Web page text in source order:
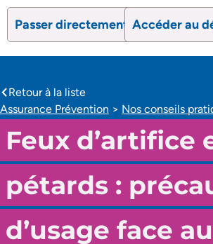
Passer directement au contenu
search
Accéder au
caret-left
Retour à la liste
Assurance Prévention > Nos conseils
Feux d’artifice
pétards :
d’usage face